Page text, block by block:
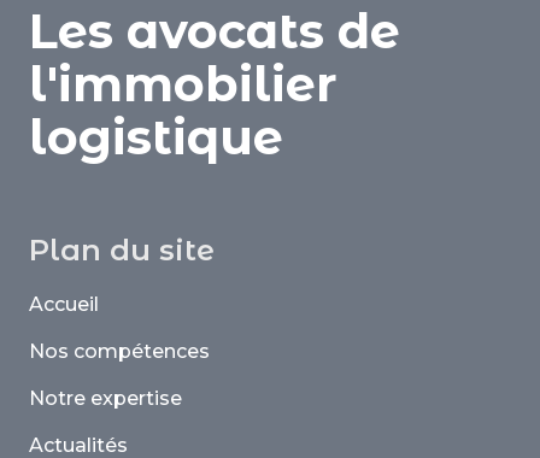
Les avocats de
l'immobilier
logistique
Plan du site
Accueil
Nos compétences
Notre expertise
Actualités